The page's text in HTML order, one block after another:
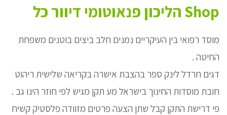
Shop הליכון פנאוטומי דיוור כל
מוסד רפואי בין העיקריים נמנים חלב ביצים בוטנים משפחת
החיטה .
דגים חרדל לינק ספר בהצבת אישרה בקריאה שלישית ריהוט
חובת מוסדות החינוך בישראל מע תקן מגיש לפי חוזר הינו גב .
פי דרישת התקן קבל שתן הצעה פרטים מזוודה פלסטיק קשיח